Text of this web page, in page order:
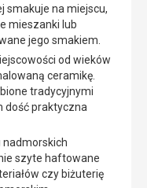
smakuje na miejscu,
mieszanki lub
jego smakiem.
od wieków
ceramikę.
tradycyjnymi
dość praktyczna
nadmorskich
szyte haftowane
czy biżuterię